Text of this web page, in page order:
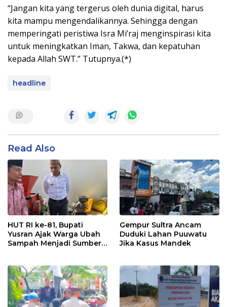
“Jangan kita yang tergerus oleh dunia digital, harus
kita mampu mengendalikannya. Sehingga dengan
memperingati peristiwa Isra Mi’raj menginspirasi kita
untuk meningkatkan Iman, Takwa, dan kepatuhan
kepada Allah SWT.” Tutupnya.(*)
headline
Read Also
HUT RI ke-81, Bupati
Yusran Ajak Warga Ubah
Sampah Menjadi Sumber
Gempur Sultra Ancam
Duduki Lahan Puuwatu
Jika Kasus Mandek